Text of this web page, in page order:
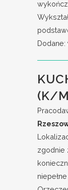
Dodane:
(K/
zgodnie